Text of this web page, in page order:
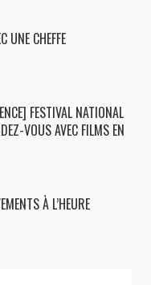
UNE CHEFFE
FESTIVAL NATIONAL
VOUS AVEC FILMS EN
À L’HEURE